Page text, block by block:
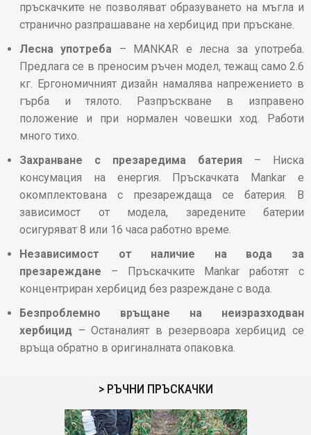
пръскачките не позволяват образуването на мъгла и
странично разпрашаване на хербицид при пръскане.
Лесна употреба – MANKAR е лесна за употреба.
Предлага се в преносим ръчен модел, тежащ само 2.6
кг. Ергономичният дизайн намалява напрежението в
гърба и тялото. Разпръскване в изправено
положение и при нормален човешки ход. Работи
много тихо.
Захранване с презаредима батерия – Ниска
консумация на енергия. Пръскачката Mankar е
окомплектована с презареждаща се батерия. В
зависимост от модела, заредените батерии
осигуряват 8 или 16 часа работно време.
Независимост от наличие на вода за
презареждане – Пръскачките Mankar работят с
концентриран хербицид без разреждане с вода.
Безпроблемно връщане на неизразходван
хербицид – Останалият в резервоара хербицид се
връща обратно в оригиналната опаковка.
> РЪЧНИ ПРЪСКАЧКИ